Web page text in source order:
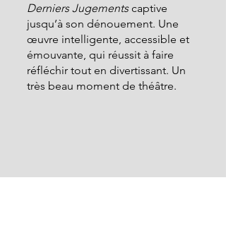
Derniers Jugements captive
jusqu’à son dénouement. Une
œuvre intelligente, accessible et
émouvante, qui réussit à faire
réfléchir tout en divertissant. Un
très beau moment de théâtre.